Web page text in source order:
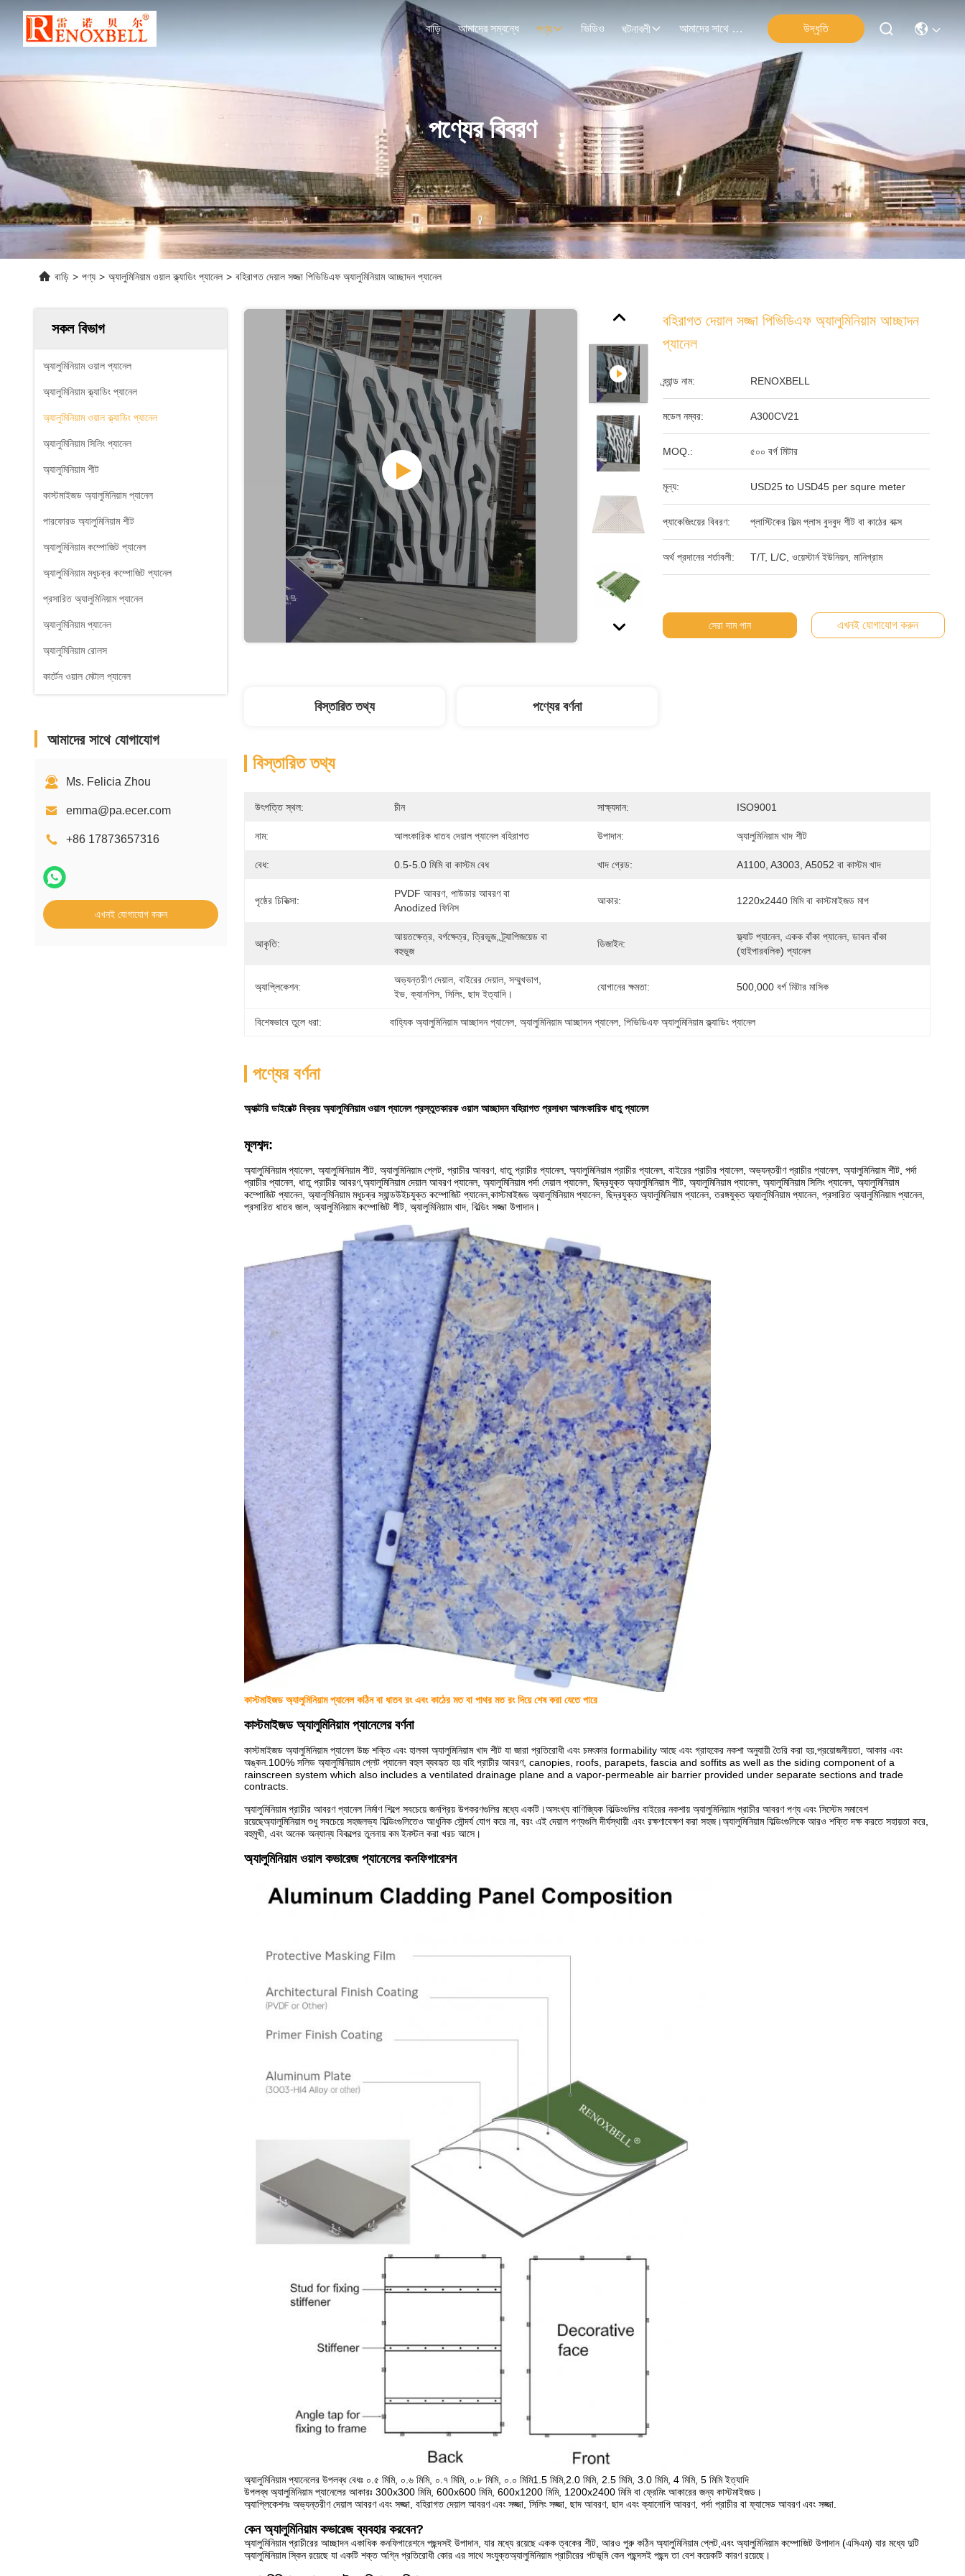
বাড়ি আমাদের সম্বন্ধে পণ্য ভিডিও ঘটনাবলী আমাদের সাথে যোগাযোগ উদ্ধৃতি
পণ্যের বিবরণ
বাড়ি > পণ্য > অ্যালুমিনিয়াম ওয়াল ক্ল্যাডিং প্যানেল > বহিরাগত দেয়াল সজ্জা পিভিডিএফ অ্যালুমিনিয়াম আচ্ছাদন প্যানেল
সকল বিভাগ
অ্যালুমিনিয়াম ওয়াল প্যানেল
অ্যালুমিনিয়াম ক্ল্যাডিং প্যানেল
অ্যালুমিনিয়াম ওয়াল ক্ল্যাডিং প্যানেল
অ্যালুমিনিয়াম সিলিং প্যানেল
অ্যালুমিনিয়াম শীট
কাস্টমাইজড অ্যালুমিনিয়াম প্যানেল
পারফোরড অ্যালুমিনিয়াম শীট
অ্যালুমিনিয়াম কম্পোজিট প্যানেল
অ্যালুমিনিয়াম মধুচক্র কম্পোজিট প্যানেল
প্রসারিত অ্যালুমিনিয়াম প্যানেল
অ্যালুমিনিয়াম প্যানেল
অ্যালুমিনিয়াম রোলস
কার্টেন ওয়াল মেটাল প্যানেল
আমাদের সাথে যোগাযোগ
Ms. Felicia Zhou
emma@pa.ecer.com
+86 17873657316
এখনই যোগাযোগ করুন
বহিরাগত দেয়াল সজ্জা পিভিডিএফ অ্যালুমিনিয়াম আচ্ছাদন
প্যানেল
ব্র্যান্ড নাম: RENOXBELL
মডেল নম্বর: A300CV21
MOQ.: ৫০০ বর্গ মিটার
মূল্য: USD25 to USD45 per squre meter
প্যাকেজিংয়ের বিবরণ: প্লাস্টিকের ফিল্ম প্লাস বুদবুদ শীট বা কাঠের বাক্স
অর্থ প্রদানের শর্তাবলী: T/T, L/C, ওয়েস্টার্ন ইউনিয়ন, মানিগ্রাম
সেরা দাম পান এখনই যোগাযোগ করুন
বিস্তারিত তথ্য পণ্যের বর্ণনা
বিস্তারিত তথ্য
উৎপত্তি স্থল: চীন সাক্ষ্যদান: ISO9001
নাম: আলংকারিক ধাতব দেয়াল প্যানেল বহিরাগত উপাদান: অ্যালুমিনিয়াম খাদ শীট
বেধ: 0.5-5.0 মিমি বা কাস্টম বেধ খাদ গ্রেড: A1100, A3003, A5052 বা কাস্টম খাদ
পৃষ্ঠের চিকিত্সা:
PVDF আবরণ, পাউডার আবরণ বা
Anodized ফিনিস
আকার: 1220x2440 মিমি বা কাস্টমাইজড মাপ
আকৃতি:
আয়তক্ষেত্র, বর্গক্ষেত্র, ত্রিভুজ, ট্র্যাপিজয়েড বা
বহুভুজ
ডিজাইন:
ফ্ল্যাট প্যানেল, একক বাঁকা প্যানেল, ডাবল বাঁকা
(হাইপারবলিক) প্যানেল
অ্যাপ্লিকেশন:
অভ্যন্তরীণ দেয়াল, বাইরের দেয়াল, সম্মুখভাগ,
ইভ, ক্যানপিস, সিলিং, ছাদ ইত্যাদি।
যোগানের ক্ষমতা: 500,000 বর্গ মিটার মাসিক
বিশেষভাবে তুলে ধরা: বাহ্যিক অ্যালুমিনিয়াম আচ্ছাদন প্যানেল , অ্যালুমিনিয়াম আচ্ছাদন প্যানেল , পিভিডিএফ অ্যালুমিনিয়াম ক্ল্যাডিং প্যানেল
পণ্যের বর্ণনা
অ্যাক্টরি ডাইরেক্ট বিক্রয় অ্যালুমিনিয়াম ওয়াল প্যানেল প্রস্তুতকারক ওয়াল আচ্ছাদন বহিরাগত প্রসাধন আলংকারিক ধাতু প্যানেল
মূলশব্দ:
অ্যালুমিনিয়াম প্যানেল, অ্যালুমিনিয়াম শীট, অ্যালুমিনিয়াম প্লেট, প্রাচীর আবরণ, ধাতু প্রাচীর প্যানেল, অ্যালুমিনিয়াম প্রাচীর প্যানেল, বাইরের প্রাচীর প্যানেল, অভ্যন্তরীণ প্রাচীর প্যানেল, অ্যালুমিনিয়াম শীট, পর্দা
প্রাচীর প্যানেল, ধাতু প্রাচীর আবরণ,অ্যালুমিনিয়াম দেয়াল আবরণ প্যানেল, অ্যালুমিনিয়াম পর্দা দেয়াল প্যানেল, ছিদ্রযুক্ত অ্যালুমিনিয়াম শীট, অ্যালুমিনিয়াম প্যানেল, অ্যালুমিনিয়াম সিলিং প্যানেল, অ্যালুমিনিয়াম
কম্পোজিট প্যানেল, অ্যালুমিনিয়াম মধুচক্র স্যান্ডউইচযুক্ত কম্পোজিট প্যানেল,কাস্টমাইজড অ্যালুমিনিয়াম প্যানেল, ছিদ্রযুক্ত অ্যালুমিনিয়াম প্যানেল, তরঙ্গযুক্ত অ্যালুমিনিয়াম প্যানেল, প্রসারিত অ্যালুমিনিয়াম প্যানেল,
প্রসারিত ধাতব জাল, অ্যালুমিনিয়াম কম্পোজিট শীট, অ্যালুমিনিয়াম খাদ, বিল্ডিং সজ্জা উপাদান।
কাস্টমাইজড অ্যালুমিনিয়াম প্যানেল কঠিন বা ধাতব রং এবং কাঠের মত বা পাথর মত রং দিয়ে শেষ করা যেতে পারে
কাস্টমাইজড অ্যালুমিনিয়াম প্যানেলের বর্ণনা
কাস্টমাইজড অ্যালুমিনিয়াম প্যানেল উচ্চ শক্তি এবং হালকা অ্যালুমিনিয়াম খাদ শীট যা জারা প্রতিরোধী এবং চমৎকার formability আছে এবং গ্রাহকের নকশা অনুযায়ী তৈরি করা হয়,প্রয়োজনীয়তা, আকার এবং
অঙ্কন.100% সলিড অ্যালুমিনিয়াম প্লেট প্যানেল বহুল ব্যবহৃত হয় বহি প্রাচীর আবরণ, canopies, roofs, parapets, fascia and soffits as well as the siding component of a
rainscreen system which also includes a ventilated drainage plane and a vapor-permeable air barrier provided under separate sections and trade
contracts.
অ্যালুমিনিয়াম প্রাচীর আবরণ প্যানেল নির্মাণ শিল্পে সবচেয়ে জনপ্রিয় উপকরণগুলির মধ্যে একটি।অসংখ্য বাণিজ্যিক বিল্ডিংগুলির বাইরের নকশায় অ্যালুমিনিয়াম প্রাচীর আবরণ পণ্য এবং সিস্টেম সমাবেশ
রয়েছেঅ্যালুমিনিয়াম শুধু সবচেয়ে সহজলভ্য বিল্ডিংগুলিতেও আধুনিক সৌন্দর্য যোগ করে না, বরং এই দেয়াল পণ্যগুলি দীর্ঘস্থায়ী এবং রক্ষণাবেক্ষণ করা সহজ।অ্যালুমিনিয়াম বিল্ডিংগুলিকে আরও শক্তি দক্ষ করতে সহায়তা করে,
বহুমুখী, এবং অনেক অন্যান্য বিকল্পের তুলনায় কম ইনস্টল করা খরচ আসে।
অ্যালুমিনিয়াম ওয়াল কভারেজ প্যানেলের কনফিগারেশন
অ্যালুমিনিয়াম প্যানেলের উপলব্ধ বেধঃ ০.৫ মিমি, ০.৬ মিমি, ০.৭ মিমি, ০.৮ মিমি, ০.০ মিমি1.5 মিমি,2.0 মিমি, 2.5 মিমি, 3.0 মিমি, 4 মিমি, 5 মিমি ইত্যাদি
উপলব্ধ অ্যালুমিনিয়াম প্যানেলের আকারঃ 300x300 মিমি, 600x600 মিমি, 600x1200 মিমি, 1200x2400 মিমি বা ফ্রেমিং আকারের জন্য কাস্টমাইজড।
অ্যাপ্লিকেশনঃ অভ্যন্তরীণ দেয়াল আবরণ এবং সজ্জা, বহিরাগত দেয়াল আবরণ এবং সজ্জা, সিলিং সজ্জা, ছাদ আবরণ, ছাদ এবং ক্যানোপি আবরণ, পর্দা প্রাচীর বা ফ্যাসেড আবরণ এবং সজ্জা.
কেন অ্যালুমিনিয়াম কভারেজ ব্যবহার করবেন?
অ্যালুমিনিয়াম প্রাচীরের আচ্ছাদন একাধিক কনফিগারেশনে পছন্দসই উপাদান, যার মধ্যে রয়েছে একক ত্বকের শীট, আরও পুরু কঠিন অ্যালুমিনিয়াম প্লেট,এবং অ্যালুমিনিয়াম কম্পোজিট উপাদান (এসিএম) যার মধ্যে দুটি
অ্যালুমিনিয়াম স্কিন রয়েছে যা একটি শক্ত অগ্নি প্রতিরোধী কোর এর সাথে সংযুক্তঅ্যালুমিনিয়াম প্রাচীরের পটভূমি কেন পছন্দসই পছন্দ তা বেশ কয়েকটি কারণ রয়েছে।